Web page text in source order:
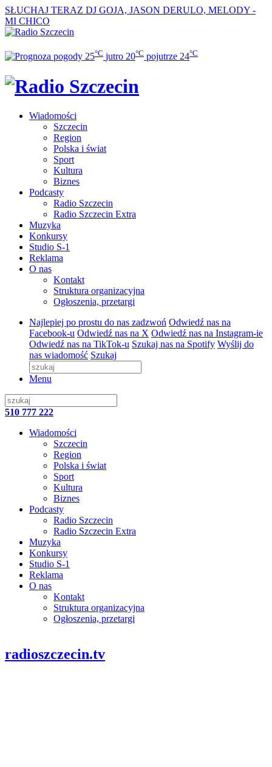
SŁUCHAJ TERAZ DJ GOJA, JASON DERULO, MELODY -
MI CHICO
25°C jutro 20°C pojutrze 24°C
Wiadomości
Szczecin
Region
Polska i świat
Sport
Kultura
Biznes
Podcasty
Radio Szczecin
Radio Szczecin Extra
Muzyka
Konkursy
Studio S-1
Reklama
O nas
Kontakt
Struktura organizacyjna
Ogłoszenia, przetargi
Najlepiej po prostu do nas zadzwoń Odwiedź nas na
Facebook-u Odwiedź nas na X Odwiedź nas na Instagram-ie
Odwiedź nas na TikTok-u Szukaj nas na Spotify Wyślij do
nas wiadomość Szukaj
Menu
510 777 222
Wiadomości
Szczecin
Region
Polska i świat
Sport
Kultura
Biznes
Podcasty
Radio Szczecin
Radio Szczecin Extra
Muzyka
Konkursy
Studio S-1
Reklama
O nas
Kontakt
Struktura organizacyjna
Ogłoszenia, przetargi
radioszczecin.tv